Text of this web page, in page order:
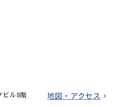
ル8階 地図・アクセス